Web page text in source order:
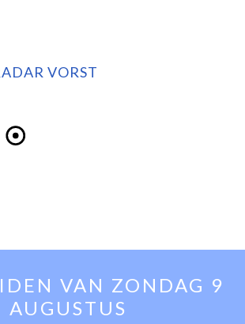
VORST
VAN ZONDAG 9
AUGUSTUS